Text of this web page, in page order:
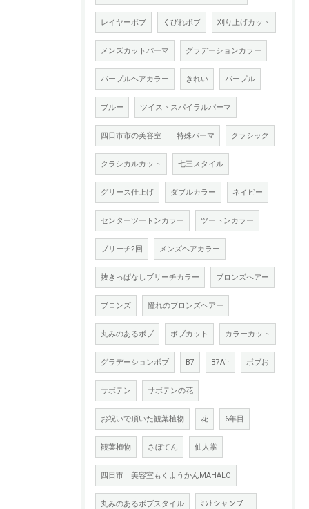
レイヤーボブ くびれボブ 刈り上げカット
メンズカットパーマ グラデーションカラー
パープルヘアカラー きれい パープル
ブルー ツイストスパイラルパーマ
四日市市の美容室 特殊パーマ クラシック
クラシカルカット 七三スタイル
グリース仕上げ ダブルカラー ネイビー
センターツートンカラー ツートンカラー
ブリーチ2回 メンズヘアカラー
抜きっぱなしブリーチカラー ブロンズヘアー
ブロンズ 憧れのブロンズヘアー
丸みのあるボブ ボブカット カラーカット
グラデーションボブ B7 B7Air ボブお
サボテン サボテンの花
お祝いで頂いた観葉植物 花 6年目
観葉植物 さぼてん 仙人掌
四日市 美容室もくようかんMAHALO
丸みのあるボブスタイル ﾐﾝﾄシャンプー